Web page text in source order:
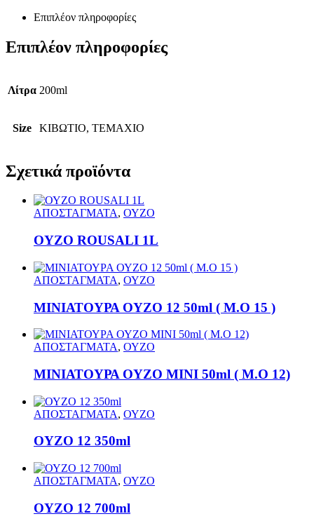
Επιπλέον πληροφορίες
Επιπλέον πληροφορίες
Λίτρα 200ml
Size ΚΙΒΩΤΙΟ, ΤΕΜΑΧΙΟ
Σχετικά προϊόντα
ΑΠΟΣΤΑΓΜΑΤΑ, ΟΥΖΟ
ΟΥΖΟ ROUSALI 1L
ΑΠΟΣΤΑΓΜΑΤΑ, ΟΥΖΟ
ΜΙΝΙΑΤΟΥΡΑ ΟΥΖΟ 12 50ml ( M.O 15 )
ΑΠΟΣΤΑΓΜΑΤΑ, ΟΥΖΟ
ΜΙΝΙΑΤΟΥΡΑ ΟΥΖΟ ΜΙΝΙ 50ml ( M.O 12)
ΑΠΟΣΤΑΓΜΑΤΑ, ΟΥΖΟ
ΟΥΖΟ 12 350ml
ΑΠΟΣΤΑΓΜΑΤΑ, ΟΥΖΟ
ΟΥΖΟ 12 700ml